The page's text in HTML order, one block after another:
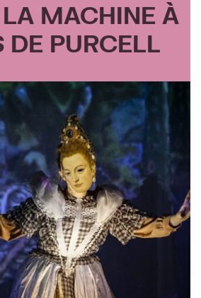
MACHINE À
DE PURCELL